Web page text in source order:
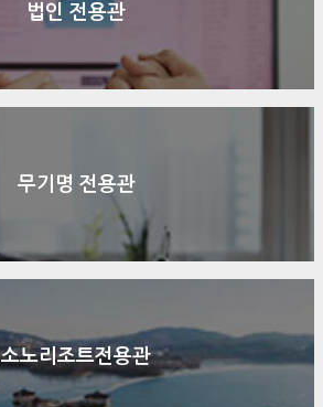
법인 전용관
무기명 전용관
소노리조트전용관